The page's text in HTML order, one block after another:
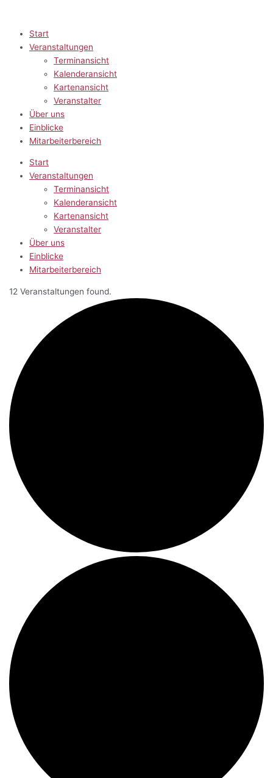
springenStart
Veranstaltungen
Terminansicht
Kalenderansicht
Kartenansicht
Veranstalter
Über uns
Einblicke
Mitarbeiterbereich
Start
Veranstaltungen
Terminansicht
Kalenderansicht
Kartenansicht
Veranstalter
Über uns
Einblicke
Mitarbeiterbereich
12 Veranstaltungen found.